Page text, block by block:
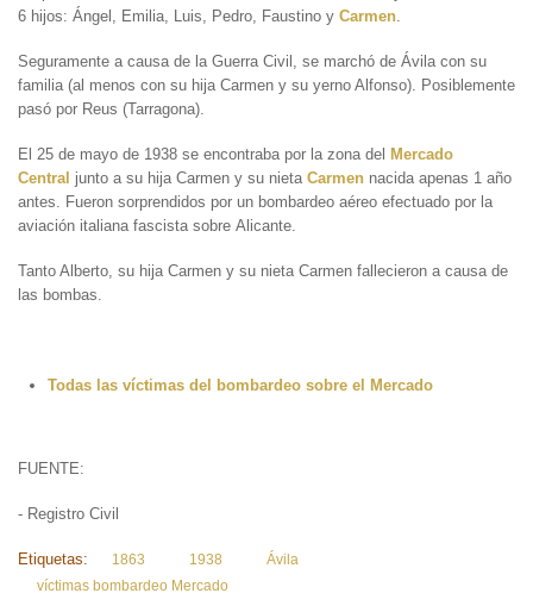
6 hijos: Ángel, Emilia, Luis, Pedro, Faustino y Carmen
Seguramente a causa de la Guerra Civil, se marchó de Ávila con su
familia (al menos con su hija Carmen y su yerno Alfonso). Posiblemente
pasó por Reus (Tarragona).
El 25 de mayo de 1938 se encontraba por la zona del Mercado
Central junto a su hija Carmen y su nieta Carmen nacida apenas 1 año
antes. Fueron sorprendidos por un bombardeo aéreo efectuado por la
aviación italiana fascista sobre Alicante.
Tanto Alberto, su hija Carmen y su nieta Carmen fallecieron a causa de
las bombas.
Todas las víctimas del bombardeo sobre el Mercado
FUENTE:
- Registro Civil
Etiquetas: 1863 1938
Ávila
víctimas bombardeo Mercado